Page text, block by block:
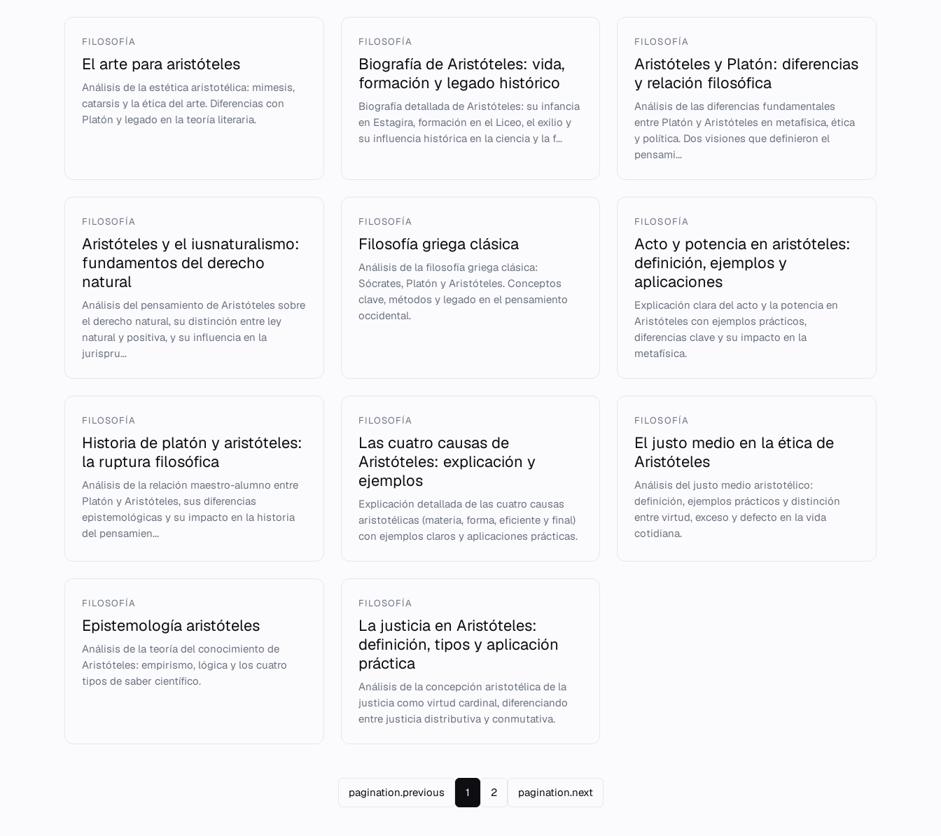
FILOSOFÍA
El arte para aristóteles
Análisis de la estética aristotélica: mimesis,
catarsis y la ética del arte. Diferencias con
Platón y legado en la teoría literaria.
FILOSOFÍA
Biografía de Aristóteles: vida,
formación y legado histórico
Biografía detallada de Aristóteles: su infancia
en Estagira, formación en el Liceo, el exilio y
su influencia histórica en la ciencia y la f...
FILOSOFÍA
Aristóteles y Platón: diferencias
y relación filosófica
Análisis de las diferencias fundamentales
entre Platón y Aristóteles en metafísica, ética
y política. Dos visiones que definieron el
pensami...
FILOSOFÍA
Aristóteles y el iusnaturalismo:
fundamentos del derecho
natural
Análisis del pensamiento de Aristóteles sobre
el derecho natural, su distinción entre ley
natural y positiva, y su influencia en la
jurispru...
FILOSOFÍA
Filosofía griega clásica
Análisis de la filosofía griega clásica:
Sócrates, Platón y Aristóteles. Conceptos
clave, métodos y legado en el pensamiento
occidental.
FILOSOFÍA
Acto y potencia en aristóteles:
definición, ejemplos y
aplicaciones
Explicación clara del acto y la potencia en
Aristóteles con ejemplos prácticos,
diferencias clave y su impacto en la
metafísica.
FILOSOFÍA
Historia de platón y aristóteles:
la ruptura filosófica
Análisis de la relación maestro-alumno entre
Platón y Aristóteles, sus diferencias
epistemológicas y su impacto en la historia
del pensamien...
FILOSOFÍA
Las cuatro causas de
Aristóteles: explicación y
ejemplos
Explicación detallada de las cuatro causas
aristotélicas (materia, forma, eficiente y final)
con ejemplos claros y aplicaciones prácticas.
FILOSOFÍA
El justo medio en la ética de
Aristóteles
Análisis del justo medio aristotélico:
definición, ejemplos prácticos y distinción
entre virtud, exceso y defecto en la vida
cotidiana.
FILOSOFÍA
Epistemología aristóteles
Análisis de la teoría del conocimiento de
Aristóteles: empirismo, lógica y los cuatro
tipos de saber científico.
FILOSOFÍA
La justicia en Aristóteles:
definición, tipos y aplicación
práctica
Análisis de la concepción aristotélica de la
justicia como virtud cardinal, diferenciando
entre justicia distributiva y conmutativa.
pagination.previous 1 2 pagination.next